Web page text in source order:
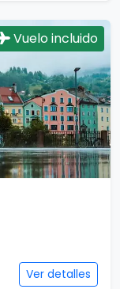
Ver detalles
Vuelo incluido